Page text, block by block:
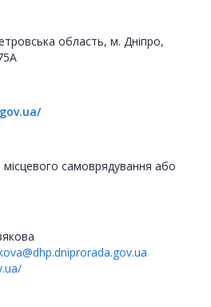
область, м. Дніпро,
самоврядування або